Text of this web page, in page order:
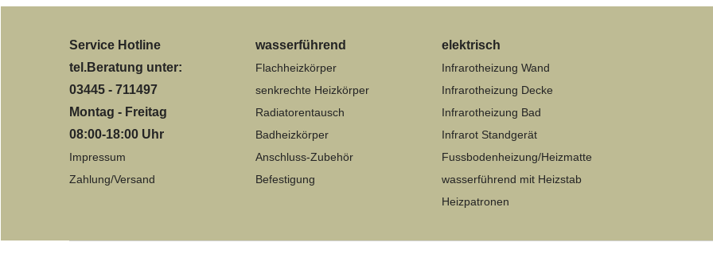
Service Hotline
tel.Beratung unter:
03445 - 711497
Montag - Freitag
08:00-18:00 Uhr
Impressum
Zahlung/Versand
wasserführend
Flachheizkörper
senkrechte Heizkörper
Radiatorentausch
Badheizkörper
Anschluss-Zubehör
Befestigung
elektrisch
Infrarotheizung Wand
Infrarotheizung Decke
Infrarotheizung Bad
Infrarot Standgerät
Fussbodenheizung/Heizmatte
wasserführend mit Heizstab
Heizpatronen